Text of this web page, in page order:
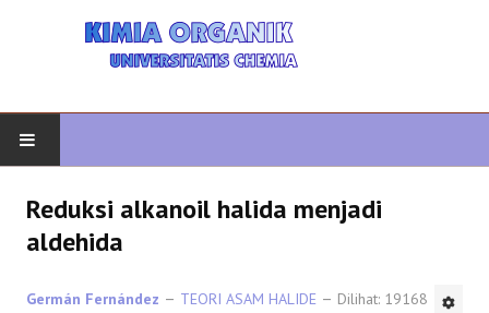
KIMIA ORGANIK
ORGANIK LANJUTAN
Reduksi alkanoil halida menjadi
aldehida
Germán Fernández TEORI ASAM HALIDE Dilihat: 19168